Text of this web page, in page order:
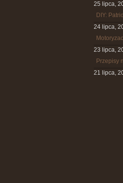
25 lipca,
DIY:
24 lipca,
23 lipca,
Przepisy
21 lipca,